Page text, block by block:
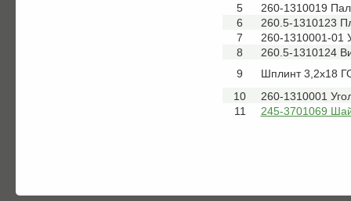
5
260-1310019
6
260.5-1310123
7
260-1310001-01
8
260.5-1310124
9
Шплинт 3,2х18
10
260-1310001
11
245-3701069